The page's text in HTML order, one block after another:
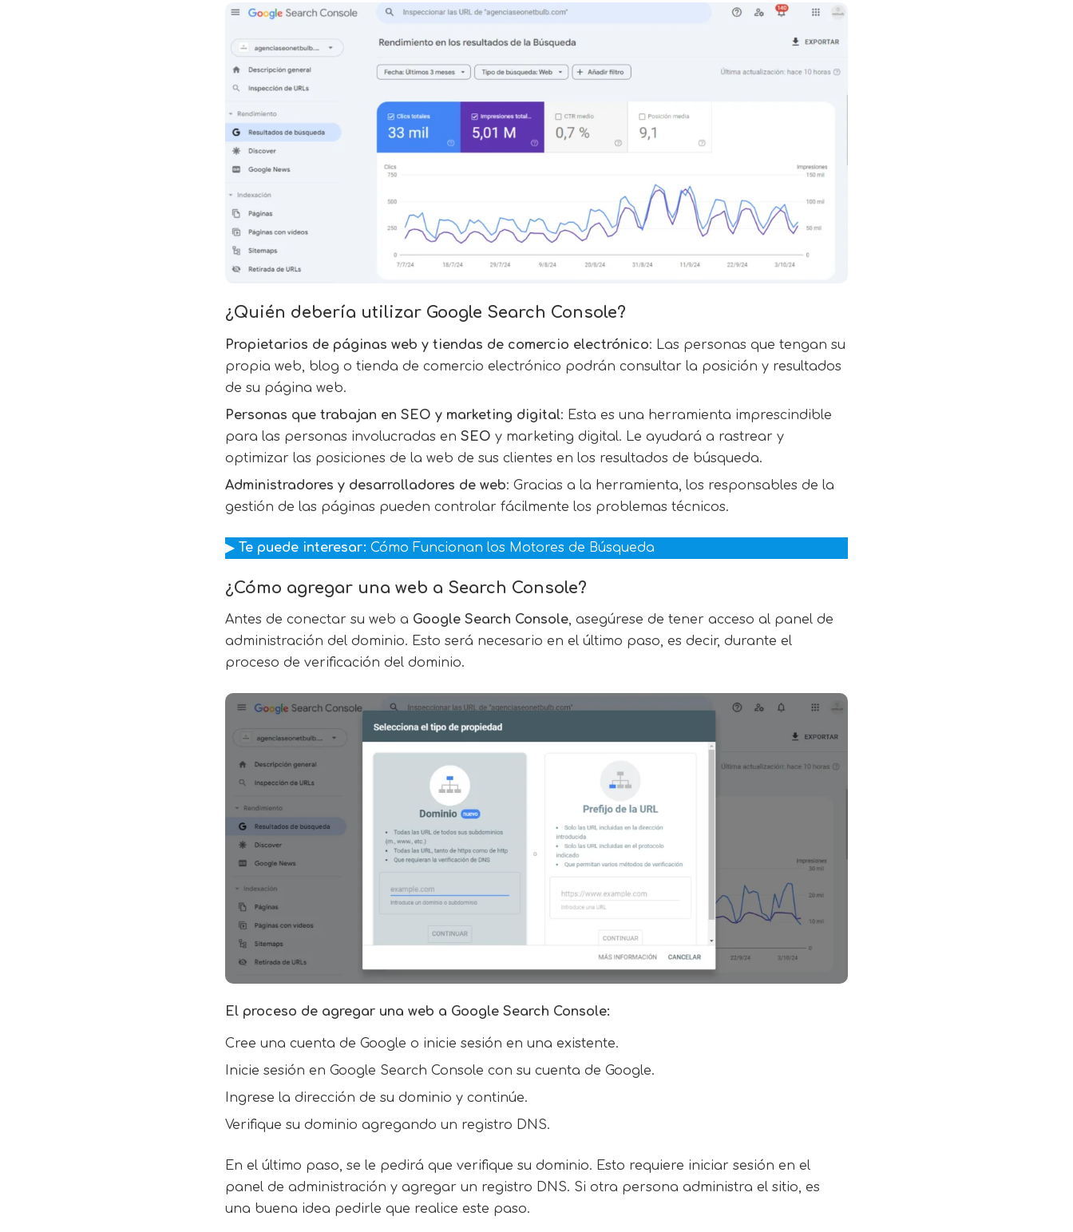
¿Quién debería utilizar Google Search Console?
Propietarios de páginas web y tiendas de comercio electrónico: Las personas que tengan su
propia web, blog o tienda de comercio electrónico podrán consultar la posición y resultados
de su página web.
Personas que trabajan en SEO y marketing digital: Esta es una herramienta imprescindible
para las personas involucradas en SEO y marketing digital. Le ayudará a rastrear y
optimizar las posiciones de la web de sus clientes en los resultados de búsqueda.
Administradores y desarrolladores de web: Gracias a la herramienta, los responsables de la
gestión de las páginas pueden controlar fácilmente los problemas técnicos.
▶ Te puede interesar: Cómo Funcionan los Motores de Búsqueda
¿Cómo agregar una web a Search Console?
Antes de conectar su web a Google Search Console, asegúrese de tener acceso al panel de
administración del dominio. Esto será necesario en el último paso, es decir, durante el
proceso de verificación del dominio.
El proceso de agregar una web a Google Search Console:
Cree una cuenta de Google o inicie sesión en una existente.
Inicie sesión en Google Search Console con su cuenta de Google.
Ingrese la dirección de su dominio y continúe.
Verifique su dominio agregando un registro DNS.
En el último paso, se le pedirá que verifique su dominio. Esto requiere iniciar sesión en el
panel de administración y agregar un registro DNS. Si otra persona administra el sitio, es
una buena idea pedirle que realice este paso.